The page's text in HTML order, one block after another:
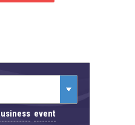
event